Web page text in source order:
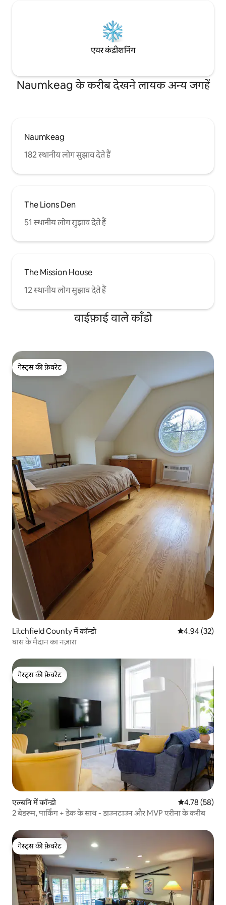
एयर कंडीशनिंग
Naumkeag के करीब देखने लायक अन्य जगहें
Naumkeag
182 स्थानीय लोग सुझाव देते हैं
The Lions Den
51 स्थानीय लोग सुझाव देते हैं
The Mission House
12 स्थानीय लोग सुझाव देते हैं
वाईफ़ाई वाले काँडो
गेस्ट्स की फ़ेवरेट
गेस्ट्स की फ़ेवरेट
Litchfield County में कॉन्डो औसत रेटिंग 5 में
4.94 (32)
घास के मैदान का नज़ारा
गेस्ट्स की फ़ेवरेट
गेस्ट्स की फ़ेवरेट
एल्बनि में कॉन्डो औसत रेटिंग 5 में
4.78 (58)
2 बेडरूम, पार्किंग + डेक के साथ - डाउनटाउन और MVP एरीना के करीब
गेस्ट्स की फ़ेवरेट
गेस्ट्स की फ़ेवरेट